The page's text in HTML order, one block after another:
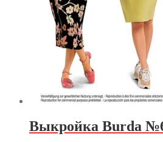
Выкройка Burda